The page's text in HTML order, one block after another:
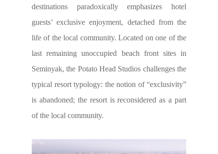
destinations paradoxically emphasizes hotel
guests’ exclusive enjoyment, detached from the
life of the local community. Located on one of the
last remaining unoccupied beach front sites in
Seminyak, the Potato Head Studios challenges the
typical resort typology: the notion of “exclusivity”
is abandoned; the resort is reconsidered as a part
of the local community.